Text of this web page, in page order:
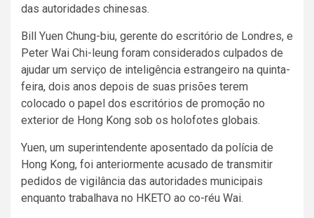
das autoridades chinesas.
Bill Yuen Chung-biu, gerente do escritório de Londres, e
Peter Wai Chi-leung foram considerados culpados de
ajudar um serviço de inteligência estrangeiro na quinta-
feira, dois anos depois de suas prisões terem
colocado o papel dos escritórios de promoção no
exterior de Hong Kong sob os holofotes globais.
Yuen, um superintendente aposentado da polícia de
Hong Kong, foi anteriormente acusado de transmitir
pedidos de vigilância das autoridades municipais
enquanto trabalhava no HKETO ao co-réu Wai.